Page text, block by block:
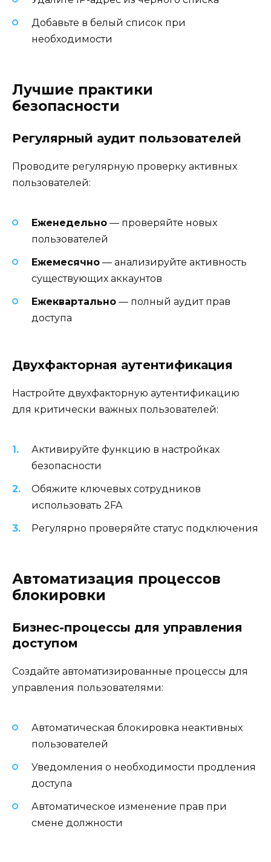
Добавьте в белый список при
необходимости
Лучшие практики
безопасности
Регулярный аудит пользователей
Проводите регулярную проверку активных
пользователей:
Еженедельно — проверяйте новых
пользователей
Ежемесячно — анализируйте активность
существующих аккаунтов
Ежеквартально — полный аудит прав
доступа
Двухфакторная аутентификация
Настройте двухфакторную аутентификацию
для критически важных пользователей:
Активируйте функцию в настройках
безопасности
Обяжите ключевых сотрудников
использовать 2FA
Регулярно проверяйте статус подключения
Автоматизация процессов
блокировки
Бизнес-процессы для управления
доступом
Создайте автоматизированные процессы для
управления пользователями:
Автоматическая блокировка неактивных
пользователей
Уведомления о необходимости продления
доступа
Автоматическое изменение прав при
смене должности